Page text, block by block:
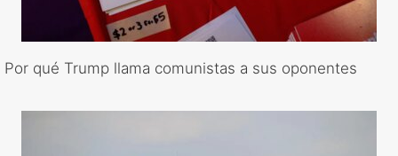
Por qué Trump llama comunistas a sus oponentes